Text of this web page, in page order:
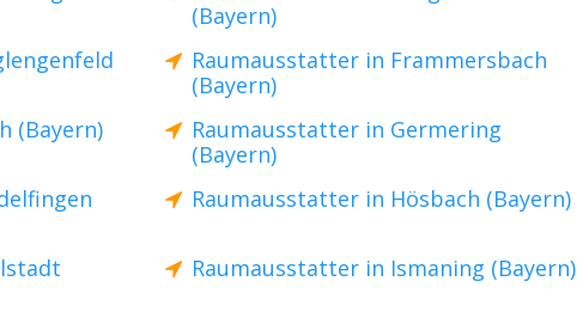
(Bayern)
Raumausstatter in Frammersbach
(Bayern)
(Bayern)
Raumausstatter in Germering
(Bayern)
Raumausstatter in Hösbach (Bayern)
Raumausstatter in Ismaning (Bayern)